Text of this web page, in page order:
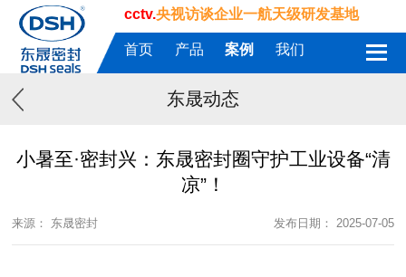
cctv.央视访谈企业一航天级研发基地
首页 产品 案例 我们
东晟动态
小暑至·密封兴：东晟密封圈守护工业设备“清
凉”！
来源： 东晟密封 发布日期： 2025-07-05